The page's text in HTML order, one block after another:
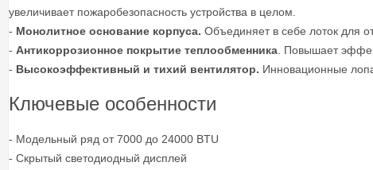
увеличивает пожаробезопасность устройства в целом.
- Монолитное основание корпуса. Объединяет в себе лоток для
- Антикоррозионное покрытие теплообменника . Повышает
- Высокоэффективный и тихий вентилятор. Инновационные
Ключевые особенности
- Модельный ряд от 7000 до 24000 BTU
- Скрытый светодиодный дисплей